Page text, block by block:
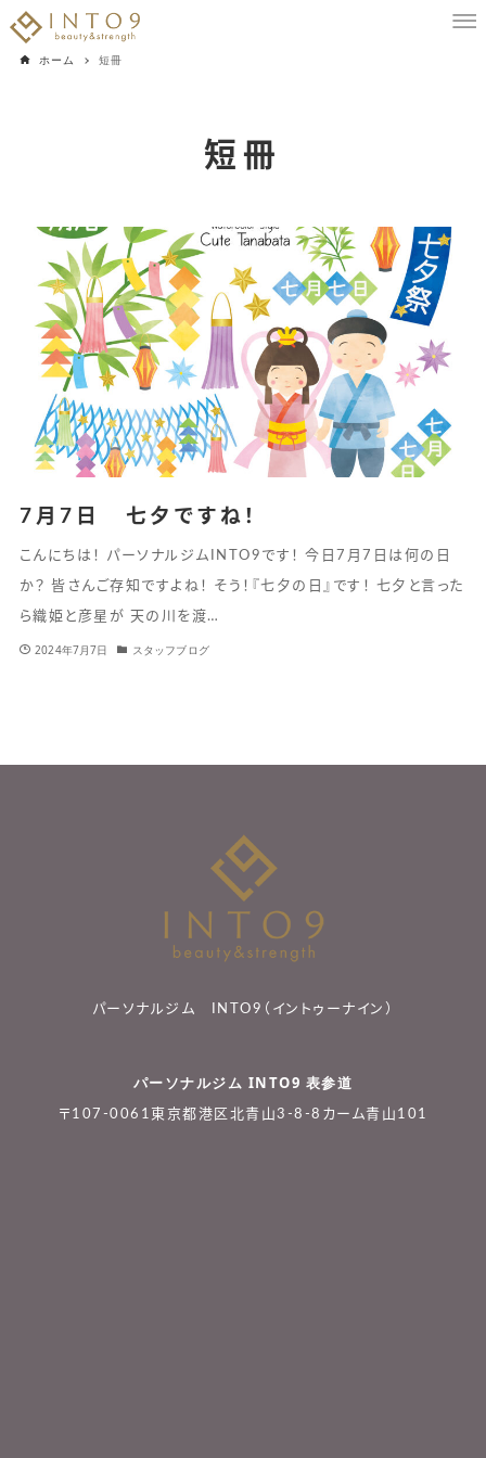
ホーム 短冊
短冊
7月7日 七夕ですね！
こんにちは！ パーソナルジムINTO9です！ 今日7月7日は何の日
か？ 皆さんご存知ですよね！ そう！『七夕の日』です！ 七夕と言った
ら織姫と彦星が 天の川を渡…
2024年7月7日 スタッフブログ
パーソナルジム INTO9（イントゥーナイン）
パーソナルジム INTO9 表参道
〒107-0061東京都港区北青山3-8-8カーム青山101